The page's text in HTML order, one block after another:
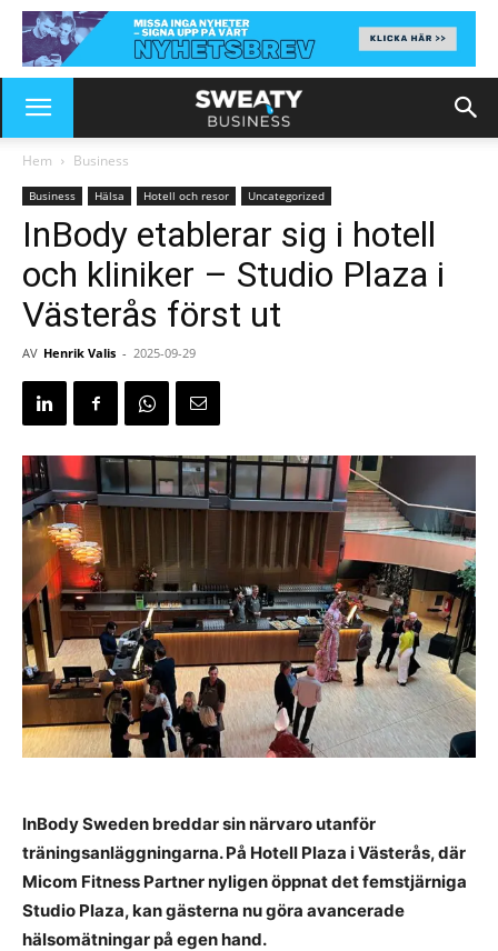
Hem Business
Business Hälsa Hotell och resor Uncategorized
InBody etablerar sig i hotell
och kliniker – Studio Plaza i
Västerås först ut
AV Henrik Valis - 2025-09-29
InBody Sweden breddar sin närvaro utanför
träningsanläggningarna. På Hotell Plaza i Västerås, där
Micom Fitness Partner nyligen öppnat det femstjärniga
Studio Plaza, kan gästerna nu göra avancerade
hälsomätningar på egen hand.